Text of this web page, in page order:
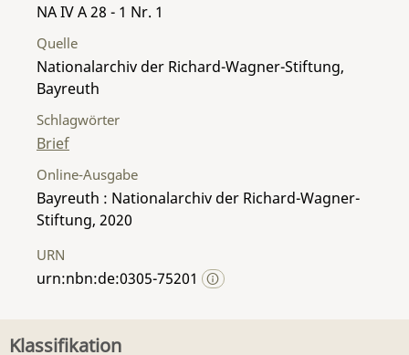
NA IV A 28 - 1 Nr. 1
Quelle
Nationalarchiv der Richard-Wagner-Stiftung,
Bayreuth
Schlagwörter
Brief
Online-Ausgabe
Bayreuth : Nationalarchiv der Richard-Wagner-
Stiftung, 2020
URN
urn:nbn:de:0305-75201
Klassifikation